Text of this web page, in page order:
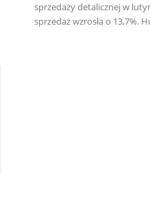
sprzedaży detalicznej w
sprzedaż wzrosła o 13,7%.